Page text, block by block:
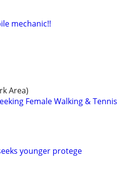
mechanic!!
Area)
Female Walking & Tennis
younger protege